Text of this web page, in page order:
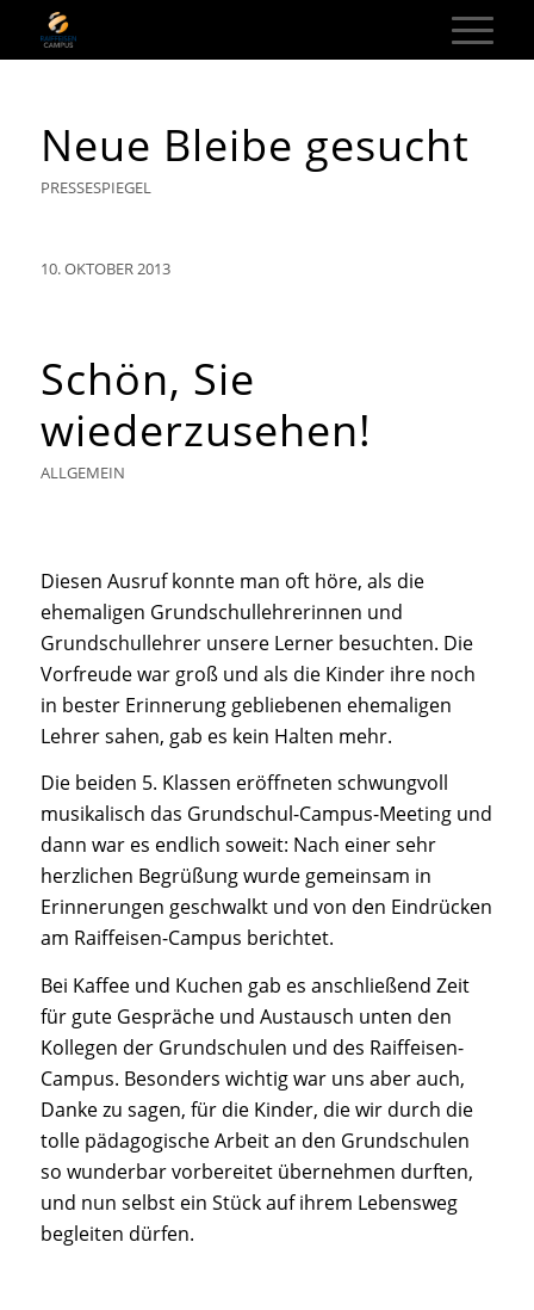
Neue Bleibe gesucht
PRESSESPIEGEL
10. OKTOBER 2013
Schön, Sie
wiederzusehen!
ALLGEMEIN
Diesen Ausruf konnte man oft höre, als die
ehemaligen Grundschullehrerinnen und
Grundschullehrer unsere Lerner besuchten. Die
Vorfreude war groß und als die Kinder ihre noch
in bester Erinnerung gebliebenen ehemaligen
Lehrer sahen, gab es kein Halten mehr.
Die beiden 5. Klassen eröffneten schwungvoll
musikalisch das Grundschul-Campus-Meeting und
dann war es endlich soweit: Nach einer sehr
herzlichen Begrüßung wurde gemeinsam in
Erinnerungen geschwalkt und von den Eindrücken
am Raiffeisen-Campus berichtet.
Bei Kaffee und Kuchen gab es anschließend Zeit
für gute Gespräche und Austausch unten den
Kollegen der Grundschulen und des Raiffeisen-
Campus. Besonders wichtig war uns aber auch,
Danke zu sagen, für die Kinder, die wir durch die
tolle pädagogische Arbeit an den Grundschulen
so wunderbar vorbereitet übernehmen durften,
und nun selbst ein Stück auf ihrem Lebensweg
begleiten dürfen.